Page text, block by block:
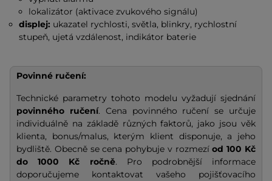
lokalizátor (aktivace zvukového signálu)
displej: ukazatel rychlosti, světla, blinkry, rychlostní
stupeň, ujetá vzdálenost, indikátor baterie
Povinné ručení:
Technické parametry tohoto modelu vyžadují sjednání
povinného ručení. Cena povinného ručení se určuje
individuálně na základě různých faktorů, jako jsou věk
klienta, bonus/malus, kterým klient disponuje, a jeho
bydliště. Obecně se cena pohybuje v rozmezíod 100 Kč
do 1000 Kč ročně. Pro podrobnější informace
doporučujeme kontaktovat vašeho pojišťovacího